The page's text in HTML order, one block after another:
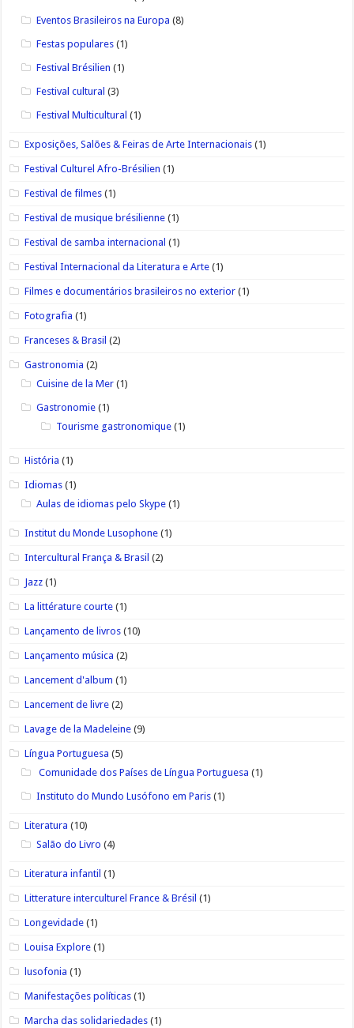
Eventos Brasileiros na Europa (8)
Festas populares (1)
Festival Brésilien (1)
Festival cultural (3)
Festival Multicultural (1)
Exposições, Salões & Feiras de Arte Internacionais (1)
Festival Culturel Afro-Brésilien (1)
Festival de filmes (1)
Festival de musique brésilienne (1)
Festival de samba internacional (1)
Festival Internacional da Literatura e Arte (1)
Filmes e documentários brasileiros no exterior (1)
Fotografia (1)
Franceses & Brasil (2)
Gastronomia (2)
Cuisine de la Mer (1)
Gastronomie (1)
Tourisme gastronomique (1)
História (1)
Idiomas (1)
Aulas de idiomas pelo Skype (1)
Institut du Monde Lusophone (1)
Intercultural França & Brasil (2)
Jazz (1)
La littérature courte (1)
Lançamento de livros (10)
Lançamento música (2)
Lancement d'album (1)
Lancement de livre (2)
Lavage de la Madeleine (9)
Língua Portuguesa (5)
Comunidade dos Países de Língua Portuguesa (1)
Instituto do Mundo Lusófono em Paris (1)
Literatura (10)
Salão do Livro (4)
Literatura infantil (1)
Litterature interculturel France & Brésil (1)
Longevidade (1)
Louisa Explore (1)
lusofonia (1)
Manifestações políticas (1)
Marcha das solidariedades (1)